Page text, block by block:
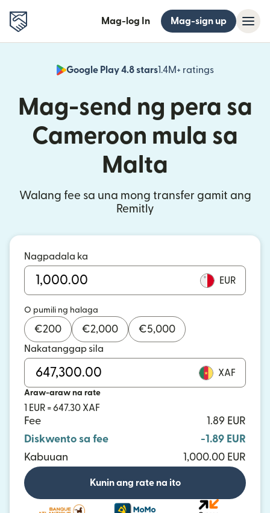
Mag-log In Mag-sign up
Google Play 4.8 stars1.4M+ ratings
(bubukas
Mag-send ng pera sa
Cameroon mula sa
Malta
Walang fee sa una mong transfer gamit ang
Remitly
Nagpadala ka
EUR
O pumili ng halaga
€200 €2,000 €5,000
Nakatanggap sila
XAF
Araw-araw na rate
1 EUR = 647.30 XAF
Fee
1.89 EUR
Diskwento sa fee
-1.89 EUR
Kabuuan
1,000.00 EUR
Kunin ang rate na ito